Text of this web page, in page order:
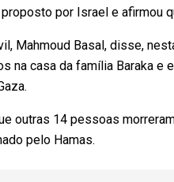
por Israel e afirmou
Mahmoud Basal, disse,
na casa da família Baraka
outras 14 pessoas
pelo Hamas.